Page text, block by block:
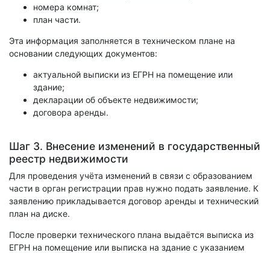
номера комнат;
план части.
Эта информация заполняется в техническом плане на
основании следующих документов:
актуальной выписки из ЕГРН на помещение или
здание;
декларации об объекте недвижимости;
договора аренды.
Шаг 3. Внесение изменений в государственный
реестр недвижимости
Для проведения учёта изменений в связи с образованием
части в орган регистрации прав нужно подать заявление. К
заявлению прикладывается договор аренды и технический
план на диске.
После проверки технического плана выдаётся выписка из
ЕГРН на помещение или выписка на здание с указанием